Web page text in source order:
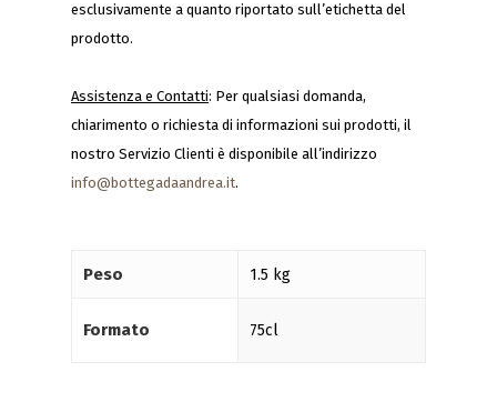
esclusivamente a quanto riportato sull’etichetta del
prodotto.
Assistenza e Contatti: Per qualsiasi domanda,
chiarimento o richiesta di informazioni sui prodotti, il
nostro Servizio Clienti è disponibile all’indirizzo
info@bottegadaandrea.it.
Peso 1.5 kg
Formato 75cl